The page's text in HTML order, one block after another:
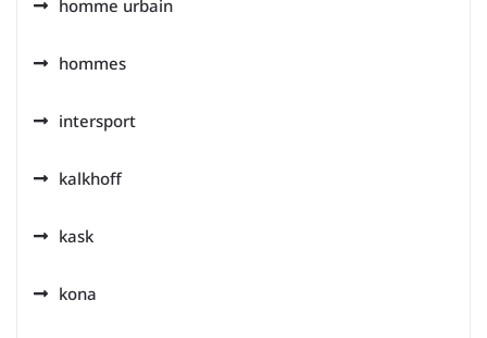
homme urbain
hommes
intersport
kalkhoff
kask
kona